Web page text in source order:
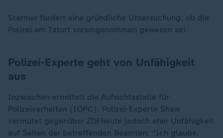
Starmer fordert eine gründliche Untersuchung, ob die
Polizei am Tatort voreingenommen gewesen sei.
Polizei-Experte geht von Unfähigkeit
aus
Inzwischen ermittelt die Aufsichtsstelle für
Polizeiverhalten (IOPC). Polizei-Experte Shaw
vermutet gegenüber ZDFheute jedoch eher Unfähigkeit
auf Seiten der betreffenden Beamten: "Ich glaube,